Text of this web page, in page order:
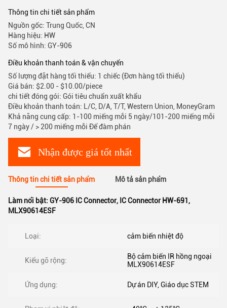
Thông tin chi tiết sản phẩm
Nguồn gốc: Trung Quốc, CN
Hàng hiệu: HW
Số mô hình: GY-906
Điều khoản thanh toán & vận chuyển
Số lượng đặt hàng tối thiểu: 1 chiếc (Đơn hàng tối thiểu)
Giá bán: $2.00 - $10.00/piece
chi tiết đóng gói: Gói tiêu chuẩn xuất khẩu
Điều khoản thanh toán: L/C, D/A, T/T, Western Union, MoneyGram
Khả năng cung cấp: 1-100 miếng mỗi 5 ngày/101-200 miếng mỗi
7 ngày / > 200 miếng mỗi Để đàm phán
Nhận được giá tốt nhất
Thông tin chi tiết sản phẩm Mô tả sản phẩm
Làm nổi bật: GY-906 IC Connector, IC Connector HW-691 ,
MLX90614ESF
Loại: cảm biến nhiệt độ
Kiểu gõ rộng:
Bộ cảm biến IR hồng ngoại
MLX90614ESF
Ứng dụng: Dự án DIY, Giáo dục STEM